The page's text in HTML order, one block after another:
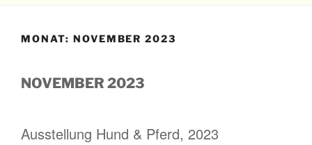
MONAT: NOVEMBER 2023
NOVEMBER 2023
Ausstellung Hund & Pferd, 2023